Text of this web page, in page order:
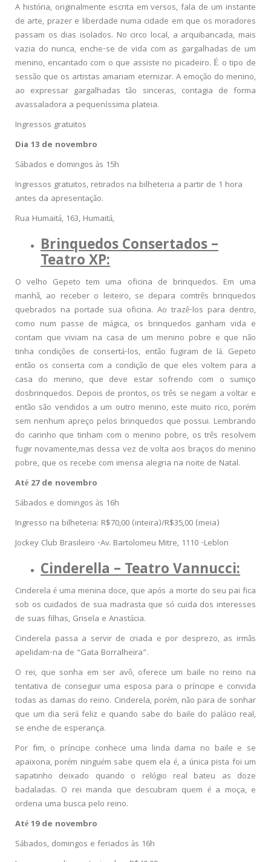
A história, originalmente escrita em versos, fala de um instante
de arte, prazer e liberdade numa cidade em que os moradores
passam os dias isolados. No circo local, a arquibancada, mais
vazia do nunca, enche-se de vida com as gargalhadas de um
menino, encantado com o que assiste no picadeiro. É o tipo de
sessão que os artistas amariam eternizar. A emoção do menino,
ao expressar gargalhadas tão sinceras, contagia de forma
avassaladora a pequeníssima plateia.
Ingressos gratuitos
Dia 13 de novembro
Sábados e domingos às 15h
Ingressos gratuitos, retirados na bilheteria a partir de 1 hora
antes da apresentação.
Rua Humaitá, 163, Humaitá,
Brinquedos Consertados –
Teatro XP:
O velho Gepeto tem uma oficina de brinquedos. Em uma
manhã, ao receber o leiteiro, se depara comtrês brinquedos
quebrados na portade sua oficina. Ao trazê-los para dentro,
como num passe de mágica, os brinquedos ganham vida e
contam que viviam na casa de um menino pobre e que não
tinha condições de consertá-los, então fugiram de lá. Gepeto
então os conserta com a condição de que eles voltem para a
casa do menino, que deve estar sofrendo com o sumiço
dosbrinquedos. Depois de prontos, os três se negam a voltar e
então são vendidos a um outro menino, este muito rico, porém
sem nenhum apreço pelos brinquedos que possui. Lembrando
do carinho que tinham com o menino pobre, os três resolvem
fugir novamente,mas dessa vez de volta aos braços do menino
pobre, que os recebe com imensa alegria na noite de Natal.
Até 27 de novembro
Sábados e domingos às 16h
Ingresso na bilheteria: R$70,00 (inteira)/R$35,00 (meia)
Jockey Club Brasileiro -Av. Bartolomeu Mitre, 1110 -Leblon
Cinderella – Teatro Vannucci:
Cinderela é uma menina doce, que após a morte do seu pai fica
sob os cuidados de sua madrasta que só cuida dos interesses
de suas filhas, Grisela e Anastácia.
Cinderela passa a servir de criada e por desprezo, as irmãs
apelidam-na de “Gata Borralheira”.
O rei, que sonha em ser avô, oferece um baile no reino na
tentativa de conseguir uma esposa para o príncipe e convida
todas as damas do reino. Cinderela, porém, não para de sonhar
que um dia será feliz e quando sabe do baile do palácio real,
se enche de esperança.
Por fim, o príncipe conhece uma linda dama no baile e se
apaixona, porém ninguém sabe quem ela é, a única pista foi um
sapatinho deixado quando o relógio real bateu as doze
badaladas. O rei manda que descubram quem é a moça, e
ordena uma busca pelo reino.
Até 19 de novembro
Sábados, domingos e feriados às 16h